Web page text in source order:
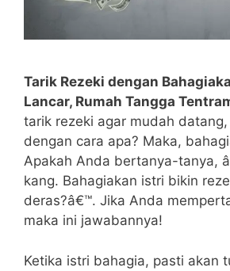
Tarik Rezeki dengan
Lancar, Rumah Tangga
tarik rezeki agar mudah
dengan cara apa? Maka,
Apakah Anda bertanya-tanya,
kang. Bahagiakan istri bikin
deras?â€™. Jika Anda
maka ini jawabannya!
Ketika istri bahagia, pasti akan